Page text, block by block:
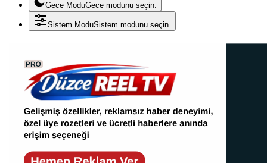
Gece ModuGece modunu seçin.
Sistem ModuSistem modunu seçin.